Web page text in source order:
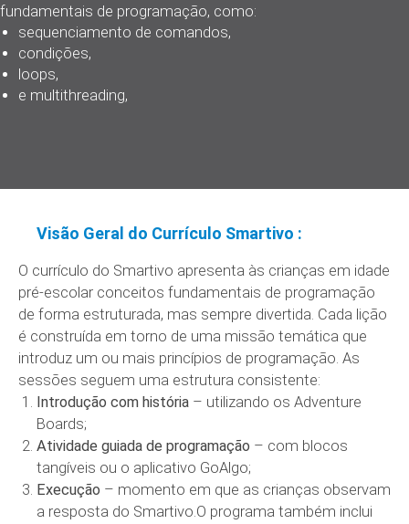
fundamentais de programação, como:
sequenciamento de comandos,
condições,
loops,
e multithreading,
Visão Geral do Currículo Smartivo :
O currículo do Smartivo apresenta às crianças em idade
pré-escolar conceitos fundamentais de programação
de forma estruturada, mas sempre divertida. Cada lição
é construída em torno de uma missão temática que
introduz um ou mais princípios de programação. As
sessões seguem uma estrutura consistente:
Introdução com história – utilizando os Adventure
Boards;
Atividade guiada de programação – com blocos
tangíveis ou o aplicativo GoAlgo;
Execução – momento em que as crianças observam
a resposta do Smartivo.O programa também inclui